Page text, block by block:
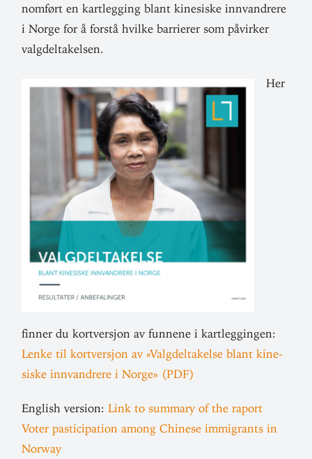
nomført en kart­legging blant kine­siske inn­vandrere
i Norge for å forstå hvilke bar­rierer som påvirker
valgdeltakelsen.
Her
finner du kort­versjon av funnene i kart­leg­gingen:
Lenke til kort­versjon av «Valg­del­ta­kelse blant kine­
siske inn­vandrere i Norge» (PDF)
English version:Link to summary of the raport
Voter pas­ti­ci­pation among Chinese immi­grants in
Norway